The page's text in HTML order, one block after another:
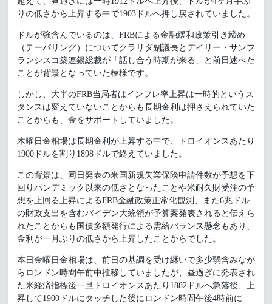
りの低さから上昇する中で1903ドルへ押し戻されていました。
ドルが強含んでいるのは、FRBによる金融緩和政策引き締め
（テーパリング）についてクラリダ副議長とデイリー・サンフ
ランシスコ築連銀総裁が「話し合う時期が来る」と前日述べた
ことが背景となっていた模様です。
しかし、大半のFRB当局者はインフレ率上昇は一時的というス
タンスは変えていないことからも長期金利は押さえられていた
ことからも、金をサポートしていました。
木曜日金相場は長期金利が上昇する中で、トロイオンスあたり
1900ドルを割り1898ドルで終えていました。
この背景は、同日発表の米国新規失業保険申請件数が予想を下
回りパンデミック以来の低さとなったことや米耐久財受注の予
想を上回る上昇によるFRB金融政策正常化観測、また6兆ドル
の財政支出を含むバイデン大統領が予算案発表されると伝えら
れたことからも国債多額発行による需給バランス懸念もあり、
金利が一月ぶりの低さから上昇したことからでした。
本日金曜日金相場は、前日の基調を受け継いで多少弱含みなが
らロンドン時間午前中推移していましたが、昼過ぎに発表され
た米経済指標後一旦トロイオンスあたり1882ドルへ急落後、上
昇して1900ドルにタッチした後にロンドン時間午後4時前に